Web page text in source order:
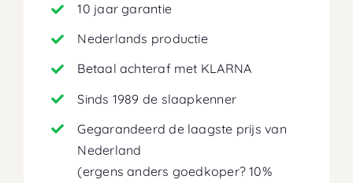
10 jaar garantie
Nederlands productie
Betaal achteraf met KLARNA
Sinds 1989 de slaapkenner
Gegarandeerd de laagste prijs van
Nederland
(ergens anders goedkoper? 10%